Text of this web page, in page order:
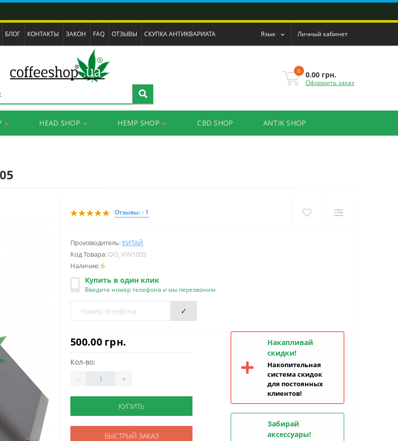
БЛОГ КОНТАКТЫ ЗАКОН FAQ ОТЗЫВЫ СКУПКА АНТИКВАРИАТА Язык Личный кабинет
0 0.00 грн.
Оформить заказ
HEAD SHOP HEMP SHOP CBD SHOP ANTIK SHOP
Отзывы: - 1
Производитель: КИТАЙ
Код Товара: OO_VIN1005
Наличие:6
Купить в один клик
Введите номер телефона и мы перезвоним
✓
500.00 грн.
Кол-во:
- +
КУПИТЬ
БЫСТРЫЙ ЗАКАЗ
Накапливай
скидки!
Накопительная
система скидок
для постоянных
клиентов!
Забирай
аксессуары!